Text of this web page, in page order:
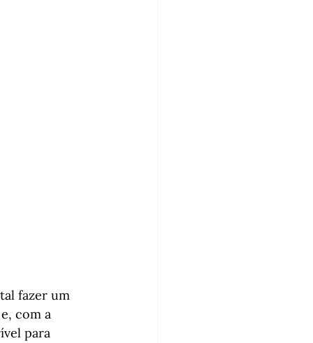
fazer um
com a
para